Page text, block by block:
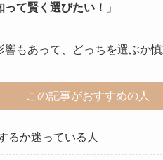
て賢く選びたい！ 」
もあって、どっちを選ぶか
この記事がおすすめの人
るか迷っている人